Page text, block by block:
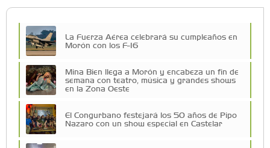
La Fuerza Aérea celebrará su cumpleaños en
Morón con los F-16
Mina Bien llega a Morón y encabeza un fin de
semana con teatro, música y grandes shows
en la Zona Oeste
El Congurbano festejará los 50 años de Pipo
Nazaro con un show especial en Castelar